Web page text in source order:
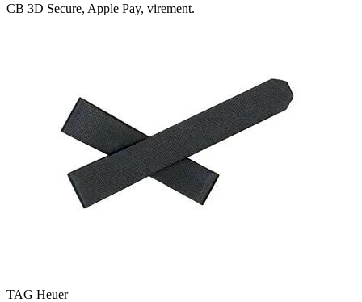
CB 3D Secure, Apple Pay, virement.
TAG Heuer